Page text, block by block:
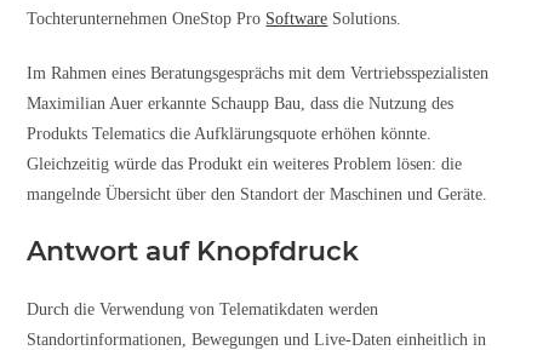
Tochterunternehmen OneStop Pro Software Solutions.
Im Rahmen eines Beratungsgesprächs mit dem Vertriebsspezialisten
Maximilian Auer erkannte Schaupp Bau, dass die Nutzung des
Produkts Telematics die Aufklärungsquote erhöhen könnte.
Gleichzeitig würde das Produkt ein weiteres Problem lösen: die
mangelnde Übersicht über den Standort der Maschinen und Geräte.
Antwort auf Knopfdruck
Durch die Verwendung von Telematikdaten werden
Standortinformationen, Bewegungen und Live-Daten einheitlich in